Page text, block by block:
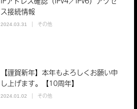
ス接続情報
2024.03.31 その他
【謹賀新年】本年もよろしくお願い申
し上げます。【10周年】
2024.01.02 その他